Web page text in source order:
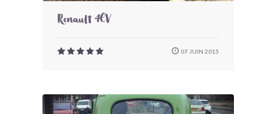
Renault 4CV
07 JUIN 2015